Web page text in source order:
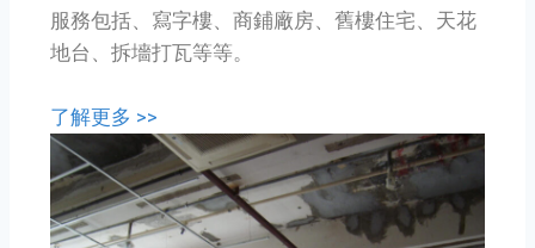
服務包括、寫字樓、商鋪廠房、舊樓住宅、天花
地台、拆墻打瓦等等。
了解更多 >>